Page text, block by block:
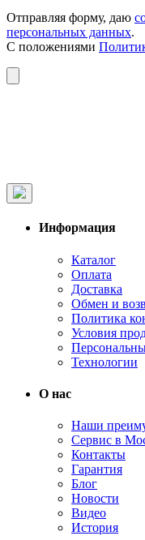
Отправляя форму, даю
персональных данных.
С положениями
Информация
Каталог
Оплата
Доставка
Обмен и
Политика
Условия
Технологии
О нас
Наши
Сервис в
Контакты
Гарантия
Блог
Новости
Видео
История